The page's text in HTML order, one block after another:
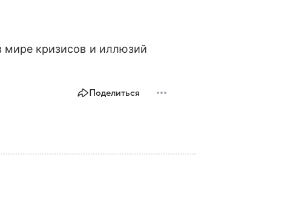
кризисов и иллюзий
Поделиться